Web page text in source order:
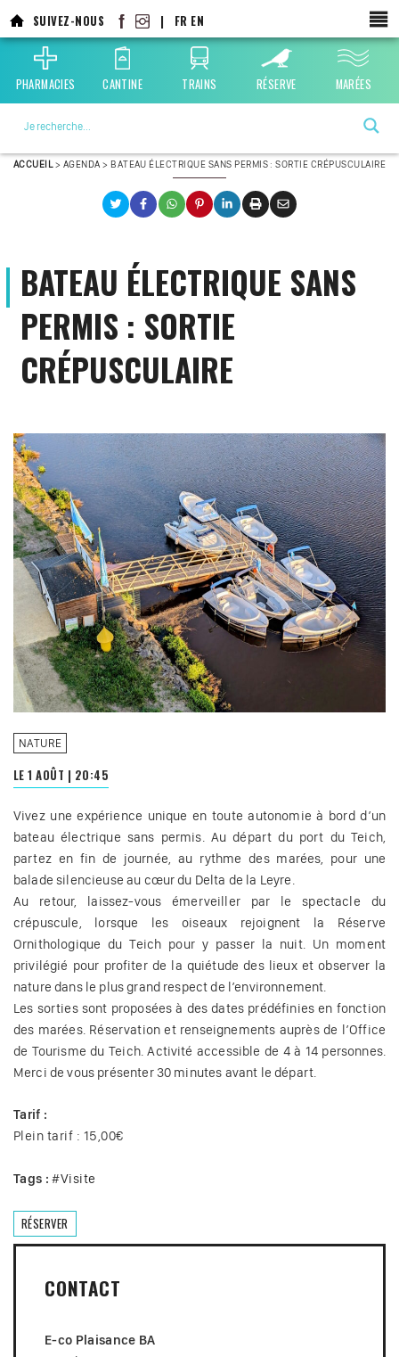
au
contenu
principal
SUIVEZ-NOUS | FR EN
PHARMACIES CANTINE TRAINS RÉSERVE MARÉES
ACCUEIL> AGENDA > BATEAU ÉLECTRIQUE SANS PERMIS : SORTIE CRÉPUSCULAIRE
BATEAU ÉLECTRIQUE SANS
PERMIS : SORTIE
CRÉPUSCULAIRE
NATURE
LE 1 AOÛT | 20:45
Vivez une expérience unique en toute autonomie à bord d’un
bateau électrique sans permis. Au départ du port du Teich,
partez en fin de journée, au rythme des marées, pour une
balade silencieuse au cœur du Delta de la Leyre.
Au retour, laissez-vous émerveiller par le spectacle du
crépuscule, lorsque les oiseaux rejoignent la Réserve
Ornithologique du Teich pour y passer la nuit. Un moment
privilégié pour profiter de la quiétude des lieux et observer la
nature dans le plus grand respect de l’environnement.
Les sorties sont proposées à des dates prédéfinies en fonction
des marées. Réservation et renseignements auprès de l’Office
de Tourisme du Teich. Activité accessible de 4 à 14 personnes.
Merci de vous présenter 30 minutes avant le départ.
Tarif :
Plein tarif : 15,00€
Tags : #Visite
RÉSERVER
CONTACT
E-co Plaisance BA